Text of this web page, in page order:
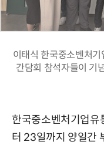
이태식 한국중소벤처
간담회 참석자들이 기
한국중소벤처기업
터 23일까지 양일간